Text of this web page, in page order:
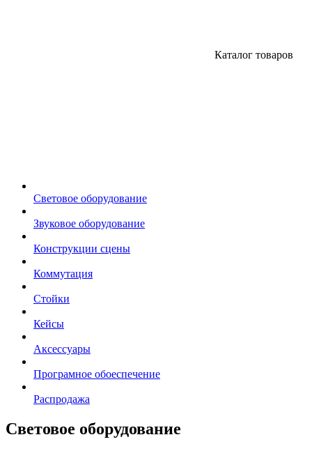
Каталог товаров
Световое оборудование
Звуковое оборудование
Конструкции сцены
Коммутация
Стойки
Кейсы
Аксессуары
Програмное обоеспечение
Распродажа
Световое оборудование